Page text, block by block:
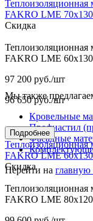
Мы также
Кровельные
Профнастил
Фасадные
Перейти на главную
Теплоизоляционная
FAKRO LME
Скидка
Теплоизоляционная
FAKRO LME
97 200 руб./шт
96 650руб./шт
Подробнее
Теплоизоляционная
FAKRO LME
Скидка
Теплоизоляционная
FAKRO LME